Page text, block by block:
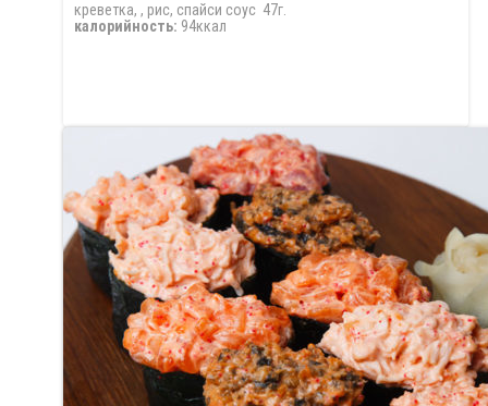
креветка, , рис, спайси соус 47г.
калорийность: 94ккал